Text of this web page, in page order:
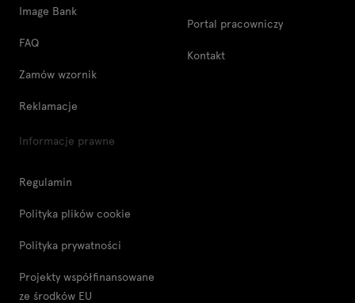
Image Bank
FAQ
Zamów wzornik
Reklamacje
Portal pracowniczy
Kontakt
Informacje prawne
Regulamin
Polityka plików cookie
Polityka prywatności
Projekty współfinansowane
ze środków EU